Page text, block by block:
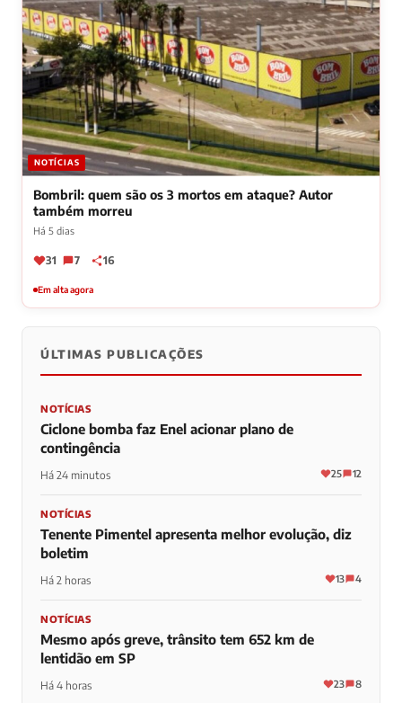
NOTÍCIAS
Bombril: quem são os 3 mortos em ataque? Autor
também morreu
Há 5 dias
31 7 16
Em alta agora
ÚLTIMAS PUBLICAÇÕES
NOTÍCIAS
Ciclone bomba faz Enel acionar plano de
contingência
Há 24 minutos 25 12
NOTÍCIAS
Tenente Pimentel apresenta melhor evolução, diz
boletim
Há 2 horas 13 4
NOTÍCIAS
Mesmo após greve, trânsito tem 652 km de
lentidão em SP
Há 4 horas 23 8